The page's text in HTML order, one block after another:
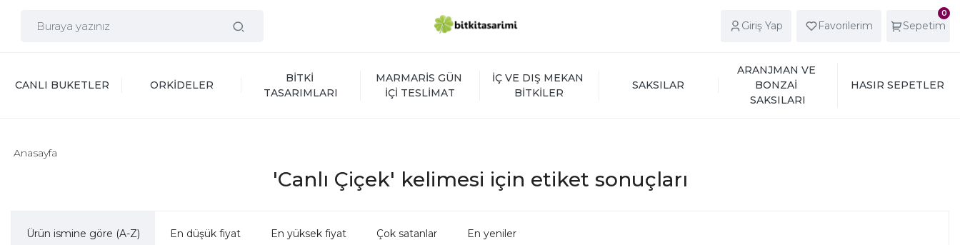
Giriş Yap Favorilerim
0
Sepetim
CANLI BUKETLER ORKİDELER
BİTKİ
TASARIMLARI
MARMARİS GÜN
İÇİ TESLİMAT
İÇ VE DIŞ MEKAN
BİTKİLER
SAKSILAR
ARANJMAN VE
BONZAİ
SAKSILARI
HASIR SEPETLER
'Canlı Çiçek' kelimesi için etiket sonuçları
Anasayfa
Ürün ismine göre (A-Z) En düşük fiyat En yüksek fiyat Çok satanlar En yeniler